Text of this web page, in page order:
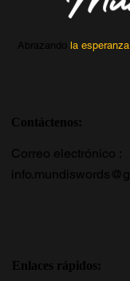
Abrazandola esperanza
Contáctenos:
Correo electrónico :
Enlaces rápidos: